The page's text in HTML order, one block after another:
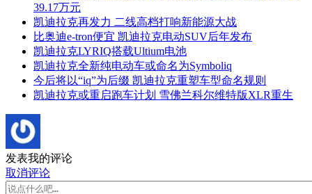
39.17万元
凯迪拉克再发力 二线高档打响新能源大战
比奥迪e-tron便宜 凯迪拉克电动SUV后年发布
凯迪拉克LYRIQ搭载Ultium电池
凯迪拉克全新纯电动车或命名为Symboliq
今后将以“iq”为后缀 凯迪拉克重塑车型命名规则
凯迪拉克或重启跑车计划 雪佛兰科尔维特版XLR重生
发表我的评论
取消评论